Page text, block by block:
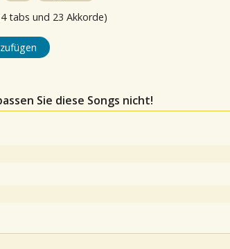
tabs und 23 Akkorde)
Sie diese Songs nicht!